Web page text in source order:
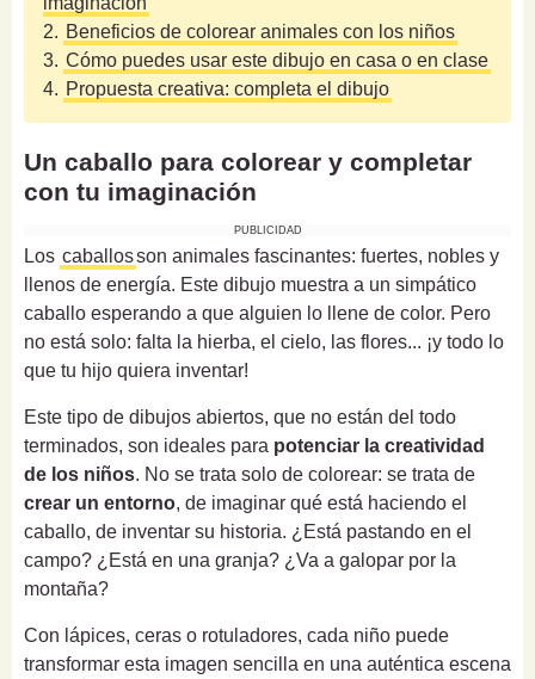
2. Beneficios de colorear animales con los niños
3. Cómo puedes usar este dibujo en casa o en clase
4. Propuesta creativa: completa el dibujo
Un caballo para colorear y completar
con tu imaginación
PUBLICIDAD
Los caballosson animales fascinantes: fuertes, nobles y
llenos de energía. Este dibujo muestra a un simpático
caballo esperando a que alguien lo llene de color. Pero
no está solo: falta la hierba, el cielo, las flores... ¡y todo lo
que tu hijo quiera inventar!
Este tipo de dibujos abiertos, que no están del todo
terminados, son ideales para potenciar la creatividad
de los niños. No se trata solo de colorear: se trata de
crear un entorno, de imaginar qué está haciendo el
caballo, de inventar su historia. ¿Está pastando en el
campo? ¿Está en una granja? ¿Va a galopar por la
montaña?
Con lápices, ceras o rotuladores, cada niño puede
transformar esta imagen sencilla en una auténtica escena